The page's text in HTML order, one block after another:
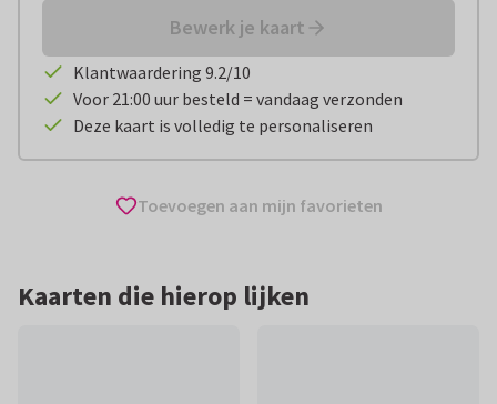
Bewerk je kaart
Klantwaardering 9.2/10
Voor 21:00 uur besteld = vandaag verzonden
Deze kaart is volledig te personaliseren
Toevoegen aan mijn favorieten
Kaarten die hierop lijken